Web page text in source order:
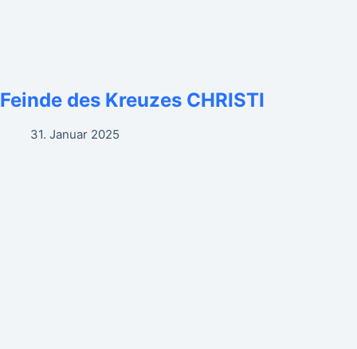
Feinde des Kreuzes CHRISTI
31. Januar 2025